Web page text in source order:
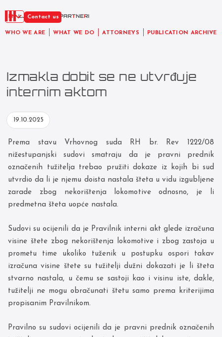
WHO WE ARE WHAT WE DO ATTORNEYS PUBLICATION ARCHIVE
EN Contact us
Izmakla dobit se ne utvrđuje
internim aktom
19.10.2025
Prema stavu Vrhovnog suda RH br. Rev 1222/08
nižestupanjski sudovi smatraju da je pravni prednik
označenih tužitelja trebao pružiti dokaze iz kojih bi sud
utvrdio da li je njemu doista nastala šteta u vidu izgubljene
zarade zbog nekorištenja lokomotive odnosno, je li
predmetna šteta uopće nastala.
Sudovi su ocijenili da je Pravilnik interni akt glede izračuna
visine štete zbog nekorištenja lokomotive i zbog zastoja u
prometu time ukoliko tuženik u postupku ospori takav
izračuna visine štete su tužitelji dužni dokazati je li šteta
stvarno nastala, u čemu se sastoji kao i visinu iste, dakle,
tužitelji ne mogu obračunati štetu samo prema kriterijima
propisanim Pravilnikom.
Pravilno su sudovi ocijenili da je pravni prednik označenih